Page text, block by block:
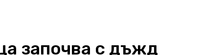
започва с дъжд